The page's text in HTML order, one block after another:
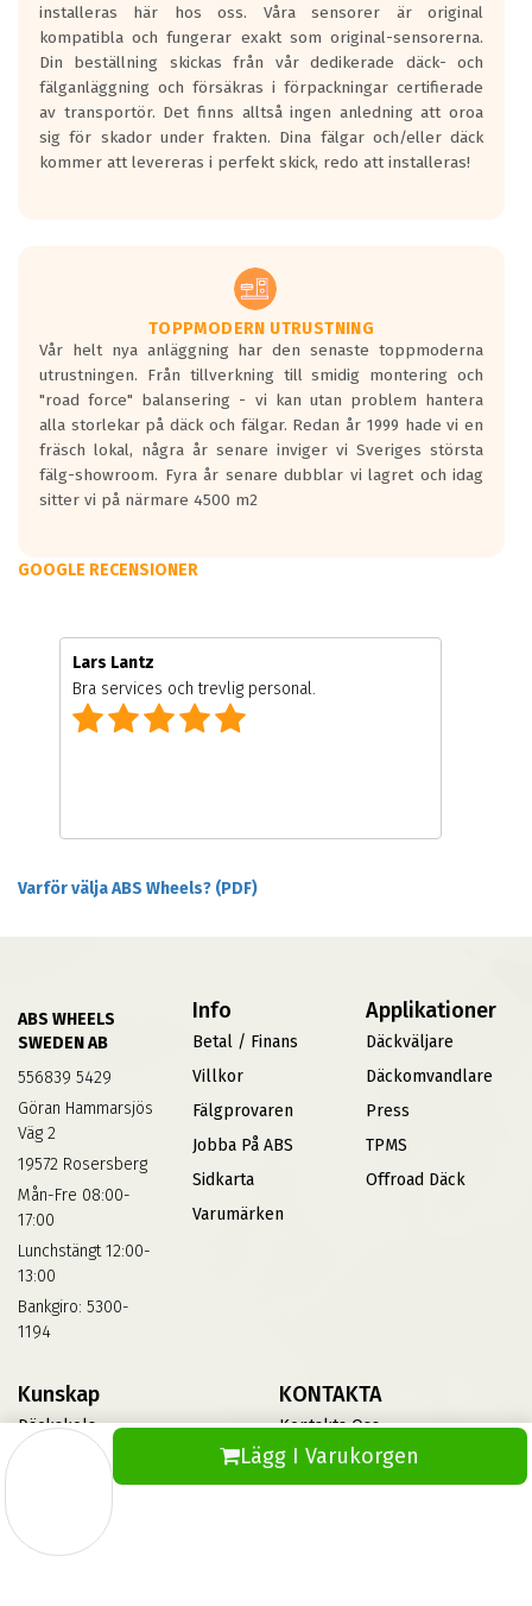
Lägg I Varukorgen
installeras här hos oss. Våra sensorer är original
kompatibla och fungerar exakt som original-sensorerna.
Din beställning skickas från vår dedikerade däck- och
fälganläggning och försäkras i förpackningar certifierade
av transportör. Det finns alltså ingen anledning att oroa
sig för skador under frakten. Dina fälgar och/eller däck
kommer att levereras i perfekt skick, redo att installeras!
TOPPMODERN UTRUSTNING
Vår helt nya anläggning har den senaste toppmoderna
utrustningen. Från tillverkning till smidig montering och
"road force" balansering - vi kan utan problem hantera
alla storlekar på däck och fälgar. Redan år 1999 hade vi en
fräsch lokal, några år senare inviger vi Sveriges största
fälg-showroom. Fyra år senare dubblar vi lagret och idag
sitter vi på närmare 4500 m2
GOOGLE RECENSIONER
Lars Lantz
Bra services och trevlig personal.
Varför välja ABS Wheels? (PDF)
ABS WHEELS
SWEDEN AB
556839 5429
Göran Hammarsjös
Väg 2
19572 Rosersberg
Mån-Fre 08:00-
17:00
Lunchstängt 12:00-
13:00
Bankgiro: 5300-
1194
Info
Betal / Finans
Villkor
Fälgprovaren
Jobba På ABS
Sidkarta
Varumärken
Applikationer
Däckväljare
Däckomvandlare
Press
TPMS
Offroad Däck
Kunskap
Däckskola
Informationsbank Av Däck
Och Fälgar
KONTAKTA
Kontakta Oss
Vinterdäck